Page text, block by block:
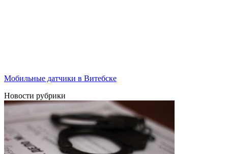
Мобильные датчики в Витебске
Новости рубрики